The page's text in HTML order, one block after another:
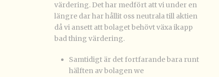
värdering. Det har medfört att vi under en
längre dar har hållit oss neutrala till aktien
då vi ansett att bolaget behövt växa ikapp
bad thing värdering.
Samtidigt är det fortfarande bara runt
hälften av bolagen we